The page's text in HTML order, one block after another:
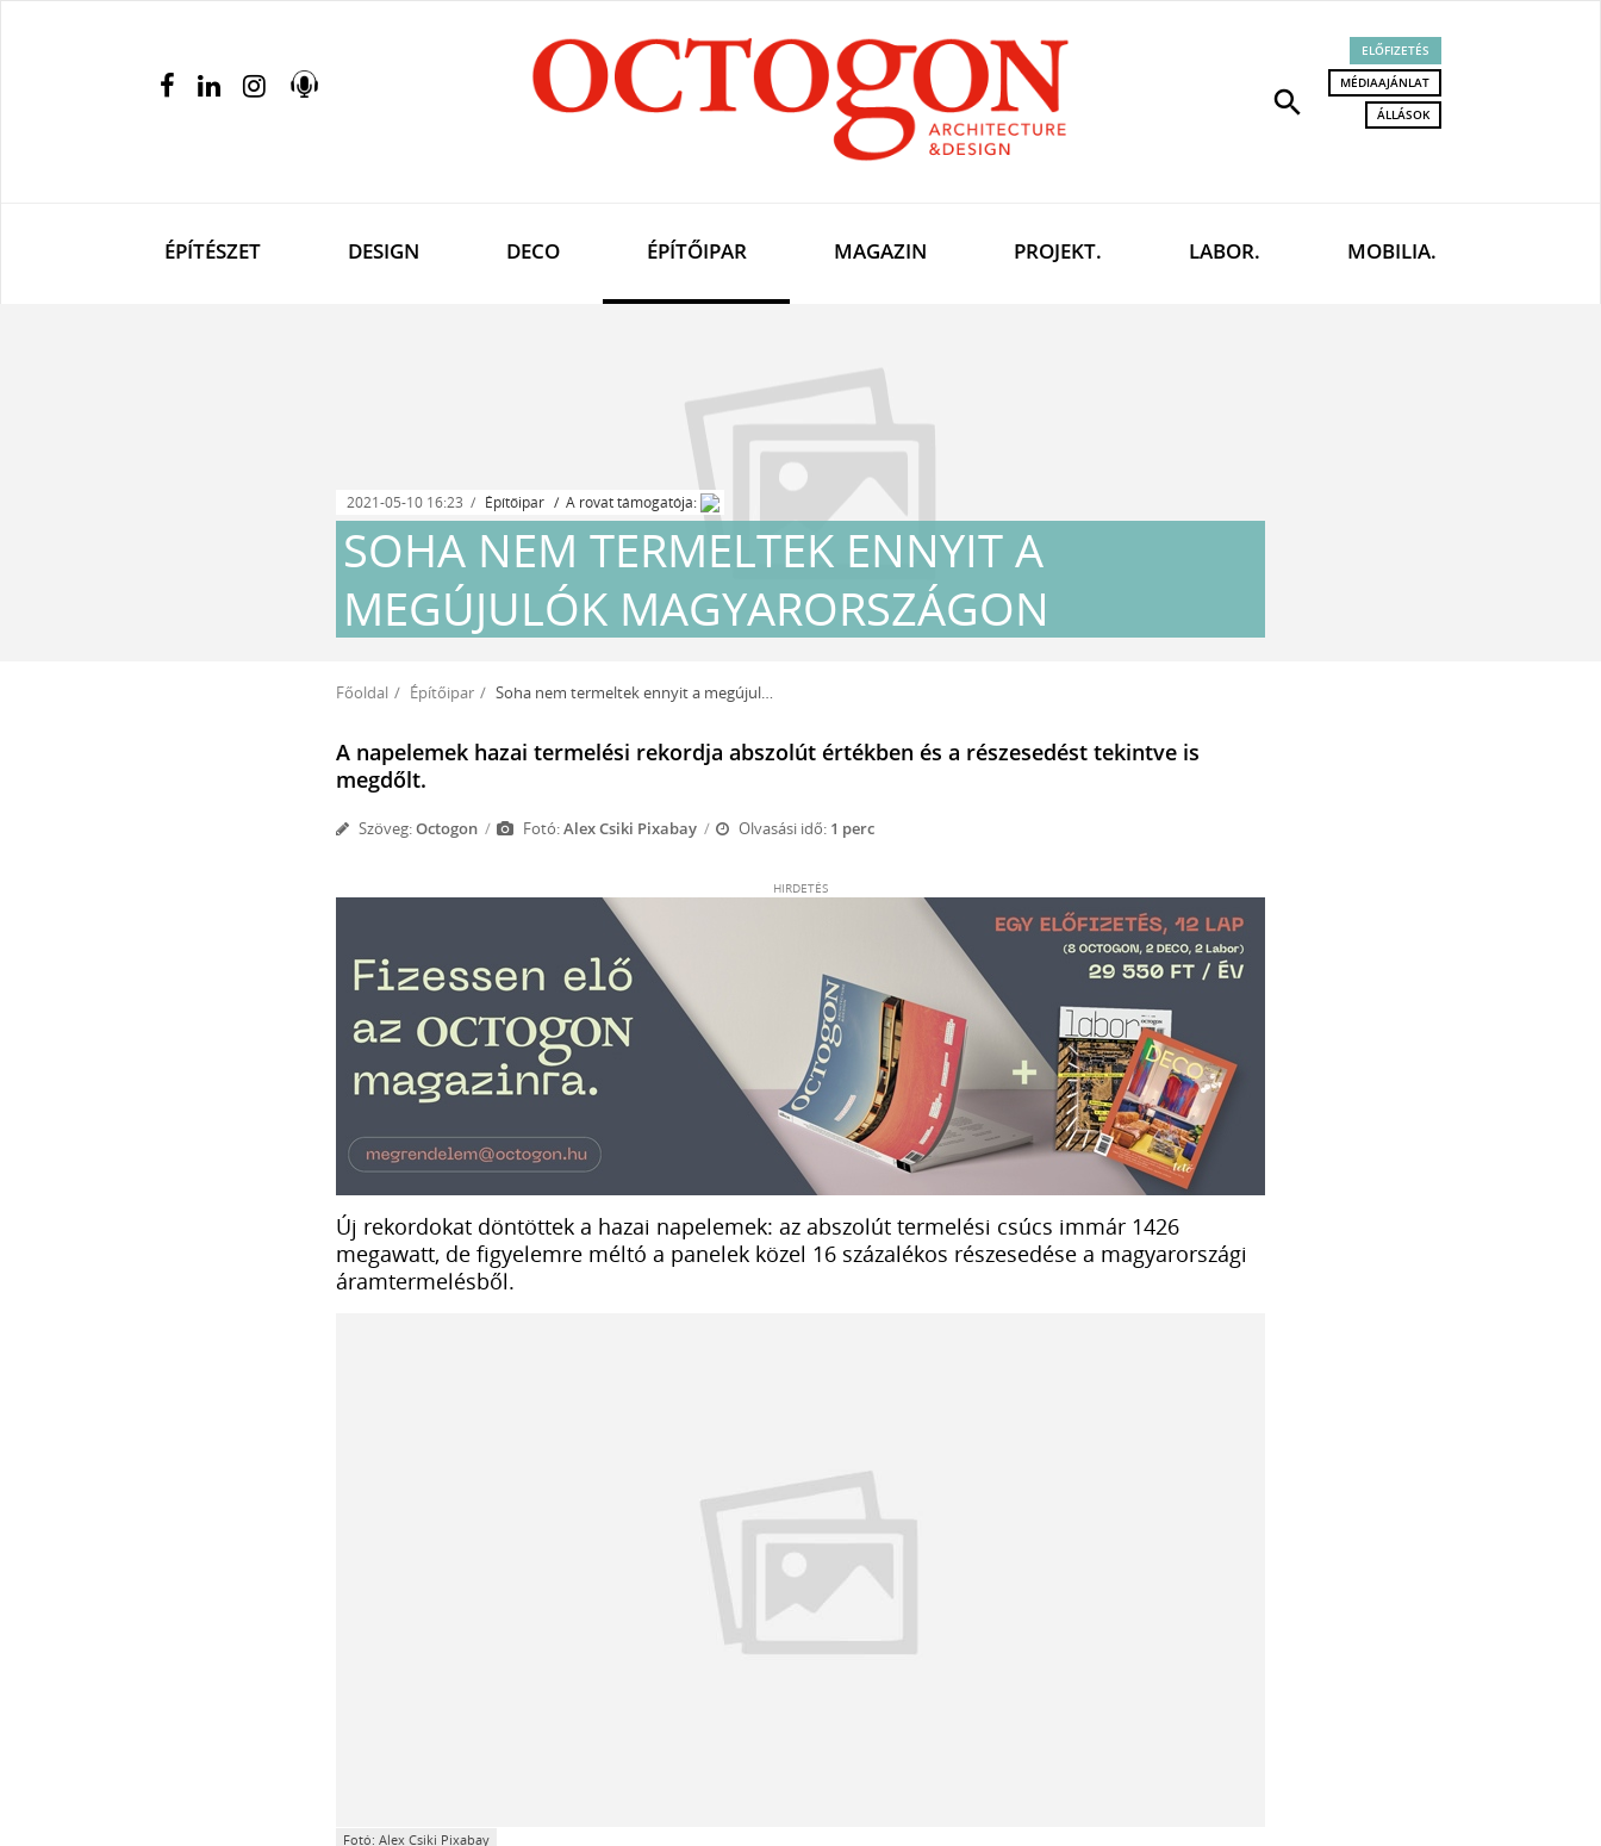
search
ELŐFIZETÉS
MÉDIAAJÁNLAT
ÁLLÁSOK
ÉPÍTÉSZET DESIGN DECO ÉPÍTŐIPAR MAGAZIN PROJEKT. LABOR. MOBILIA.
2021-05-10 16:23 Építőipar / A rovat támogatója:
SOHA NEM TERMELTEK ENNYIT A
MEGÚJULÓK MAGYARORSZÁGON
Főoldal Építőipar Soha nem termeltek ennyit a megújulók Magyarországon
A napelemek hazai termelési rekordja abszolút értékben és a részesedést tekintve is
megdőlt.
Szöveg:Octogon Fotó:Alex Csiki Pixabay Olvasási idő: 1 perc
HIRDETÉS
Új rekordokat döntöttek a hazai napelemek: az abszolút termelési csúcs immár 1426
megawatt, de figyelemre méltó a panelek közel 16 százalékos részesedése a magyarországi
áramtermelésből.
Fotó: Alex Csiki Pixabay